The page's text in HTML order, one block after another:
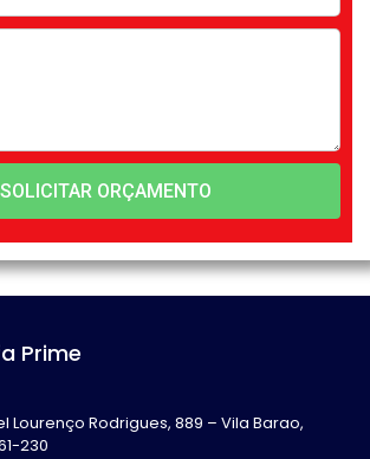
SOLICITAR ORÇAMENTO
Prime
Lourenço Rodrigues, 889 – Vila Barao,
230